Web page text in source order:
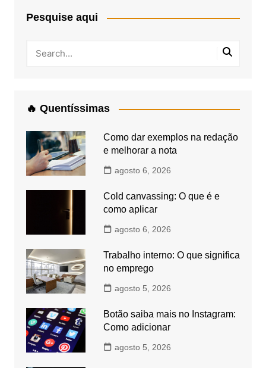
Pesquise aqui
🔥 Quentíssimas
Como dar exemplos na redação
e melhorar a nota
agosto 6, 2026
Cold canvassing: O que é e
como aplicar
agosto 6, 2026
Trabalho interno: O que significa
no emprego
agosto 5, 2026
Botão saiba mais no Instagram:
Como adicionar
agosto 5, 2026